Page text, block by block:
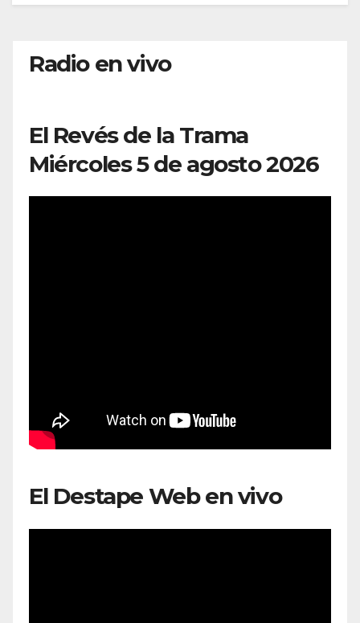
Radio en vivo
El Revés de la Trama
Miércoles 5 de agosto 2026
El Destape Web en vivo